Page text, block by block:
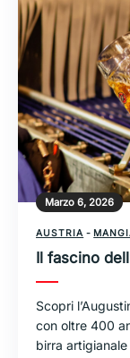
Marzo 6, 2026
AUSTRIA -
Il fascino
Scopri
con oltre 400
birra